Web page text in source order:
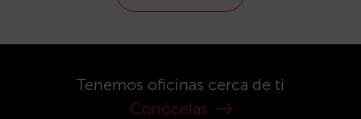
Tenemos oficinas cerca de ti
Conócelas